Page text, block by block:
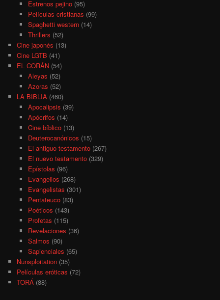
Estrenos pejino(95)
Películas cristianas (99)
Spaghetti western(14)
Thrillers (52)
Cine japonés (13)
Cine LGTB (41)
EL CORÁN (54)
Aleyas (52)
Azoras (52)
LA BIBLIA (460)
Apocalipsis (39)
Apócrifos (14)
Cine bíblico(13)
Deuterocanónicos (15)
El antiguo testamento(267)
El nuevo testamento(329)
Epístolas (96)
Evangelios (268)
Evangelistas (301)
Pentateuco(83)
Poéticos (143)
Profetas (115)
Revelaciones (36)
Salmos (90)
Sapienciales (65)
Nunsploitation (35)
Películas eróticas (72)
TORÁ (88)